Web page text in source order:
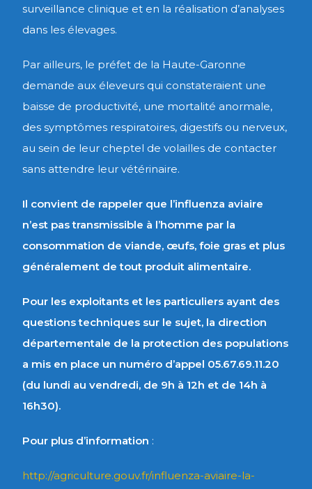
surveillance clinique et en la réalisation d’analyses
dans les élevages.
Par ailleurs, le préfet de la Haute-Garonne
demande aux éleveurs qui constateraient une
baisse de productivité, une mortalité anormale,
des symptômes respiratoires, digestifs ou nerveux,
au sein de leur cheptel de volailles de contacter
sans attendre leur vétérinaire.
Il convient de rappeler que l’influenza aviaire
n’est pas transmissible à l’homme par la
consommation de viande, œufs, foie gras et plus
généralement de tout produit alimentaire.
Pour les exploitants et les particuliers ayant des
questions techniques sur le sujet, la direction
départementale de la protection des populations
a mis en place un numéro d’appel 05.67.69.11.20
(du lundi au vendredi, de 9h à 12h et de 14h à
16h30).
Pour plus d’information :
http://agriculture.gouv.fr/influenza-aviaire-la-